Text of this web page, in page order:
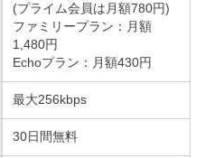
(プライム会員は月額780円)
ファミリープラン：月額
1,480円
Echoプラン：月額430円
最大256kbps
30日間無料